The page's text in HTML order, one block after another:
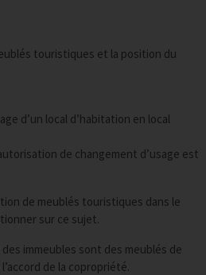
touristiques et la position du
d’un local d’habitation en local
de changement d’usage est
de meublés touristiques dans le
sur ce sujet.
immeubles sont des meublés de
de la copropriété.